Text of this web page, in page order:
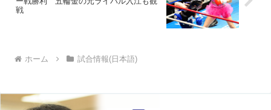
戦
ホーム 試合情報(日本語)